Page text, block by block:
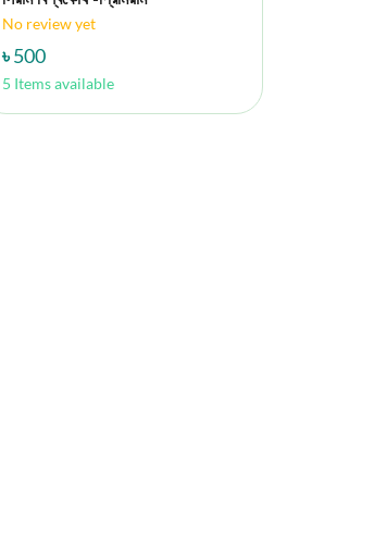
No review yet
৳ 500
5 Items available